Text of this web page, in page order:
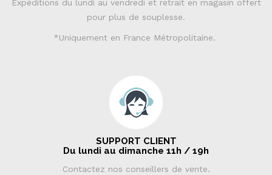
Expéditions du lundi au vendredi et retrait en magasin offert
pour plus de souplesse.
*Uniquement en France Métropolitaine.
SUPPORT CLIENT
Du lundi au dimanche 11h / 19h
Contactez nos conseillers de vente.